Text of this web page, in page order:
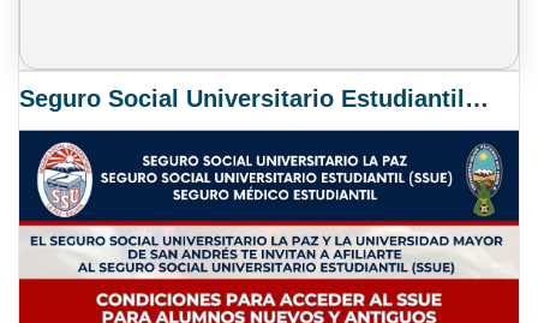
Seguro Social Universitario Estudiantil SSUE